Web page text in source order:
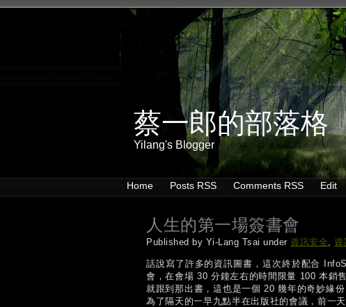
蔡一郎的部落格
Yilang's Blogger
Home Posts RSS Comments RSS Edit
人生的第一場簽書會
Published by Yi-Lang Tsai under 資訊安全, 資
話說寫了許多的資訊圖書，這次終於配合
會，在會場 30 分鐘左右的時間限量 100 本銷
就跟到那出書，這也是一個 20 幾年的奇妙緣
為了隔天的一早九點半在出版社的會議，前一